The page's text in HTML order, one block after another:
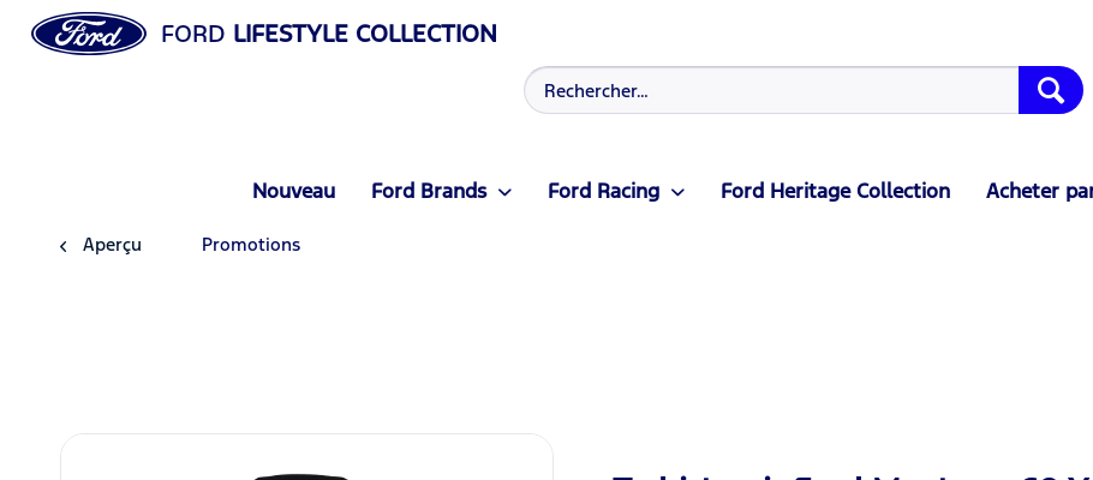
FORD LIFESTYLE COLLECTION
Nouveau Ford Brands Ford Racing Ford Heritage Collection Acheter
Aperçu Promotions